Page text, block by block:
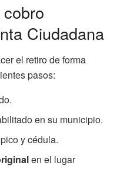
Ciudadana
el retiro de forma
pasos:
en su municipio.
y cédula.
en el lugar